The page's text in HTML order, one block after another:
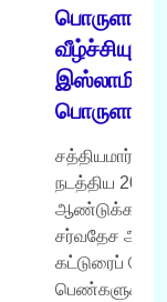
வீழ்ச்சியும்
இஸ்லாமிய
நடத்திய
ஆண்டுக்கான
சர்வதேச
கட்டுரைப்